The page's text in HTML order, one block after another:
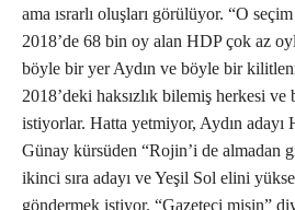
ama ısrarlı oluşları görülüyor. “O
2018’de 68 bin oy alan HDP çok az
böyle bir yer Aydın ve böyle bir
2018’deki haksızlık bilemiş herkesi
istiyorlar. Hatta yetmiyor, Aydın adayı
Günay kürsüden “Rojin’i de almadan
ikinci sıra adayı ve Yeşil Sol elini
göndermek istiyor. “Gazeteci misin”